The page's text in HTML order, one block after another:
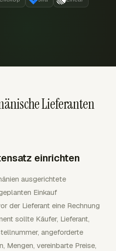
Lieferanten
einrichten
ausgerichtete
Einkauf
der Lieferant eine Rechnung
sollte Käufer, Lieferant,
angeforderte
Mengen, vereinbarte Preise,